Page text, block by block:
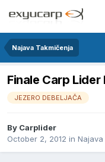
Najava Takmičenja
Finale Carp Lider
JEZERO DEBELJAČA
By Carplider
October 2, 2012 in